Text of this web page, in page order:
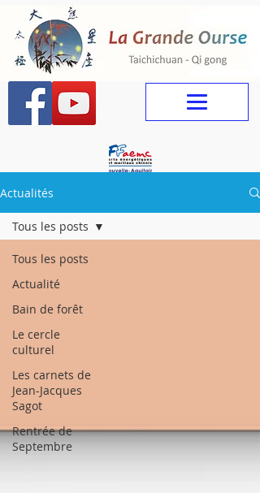
Actualités
Tous les posts
Actualité
Bain de forêt
Le cercle
culturel
Les carnets de
Jean-Jacques
Sagot
Rentrée de
Septembre
Tous les posts